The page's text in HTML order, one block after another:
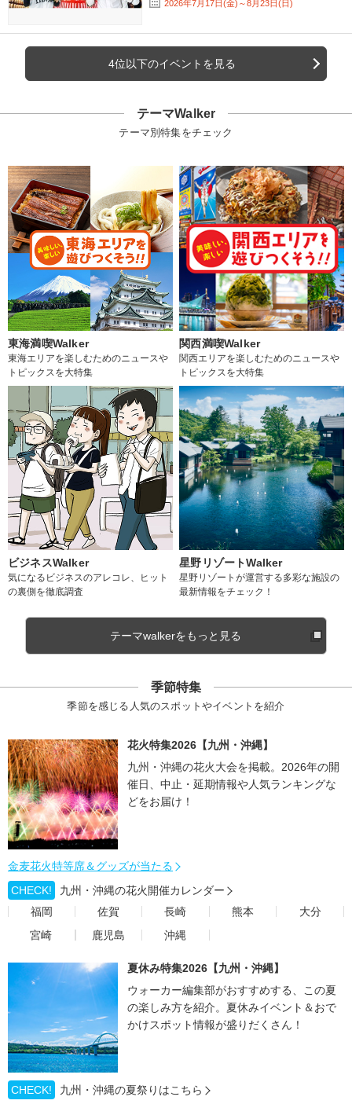
2026年7月17日(金)～8月23日(日)
4位以下のイベントを見る
テーマWalker
テーマ別特集をチェック
東海満喫Walker
東海エリアを楽しむためのニュースや
トピックスを大特集
関西満喫Walker
関西エリアを楽しむためのニュースや
トピックスを大特集
ビジネスWalker
気になるビジネスのアレコレ、ヒット
の裏側を徹底調査
星野リゾートWalker
星野リゾートが運営する多彩な施設の
最新情報をチェック！
テーマwalkerをもっと見る
季節特集
季節を感じる人気のスポットやイベントを紹介
花火特集2026【九州・沖縄】
九州・沖縄の花火大会を掲載。2026年の開
催日、中止・延期情報や人気ランキングな
どをお届け！
金麦花火特等席＆グッズが当たる
CHECK!
九州・沖縄の花火開催カレンダー
福岡
佐賀 長崎 熊本
大分
宮崎
鹿児島 沖縄
夏休み特集2026【九州・沖縄】
ウォーカー編集部がおすすめする、この夏
の楽しみ方を紹介。夏休みイベント＆おで
かけスポット情報が盛りだくさん！
CHECK!
九州・沖縄の夏祭りはこちら